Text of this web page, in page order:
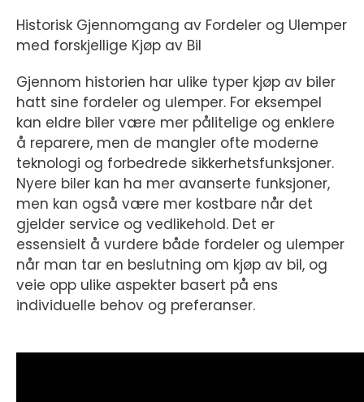
Historisk Gjennomgang av Fordeler og Ulemper
med forskjellige Kjøp av Bil
Gjennom historien har ulike typer kjøp av biler
hatt sine fordeler og ulemper. For eksempel
kan eldre biler være mer pålitelige og enklere
å reparere, men de mangler ofte moderne
teknologi og forbedrede sikkerhetsfunksjoner.
Nyere biler kan ha mer avanserte funksjoner,
men kan også være mer kostbare når det
gjelder service og vedlikehold. Det er
essensielt å vurdere både fordeler og ulemper
når man tar en beslutning om kjøp av bil, og
veie opp ulike aspekter basert på ens
individuelle behov og preferanser.